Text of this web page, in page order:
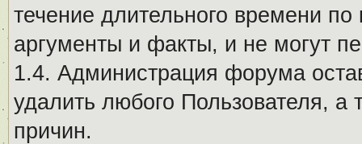
течение длительного времени
аргументы и факты, и не могут
1.4. Администрация форума
удалить любого Пользователя, а
причин.